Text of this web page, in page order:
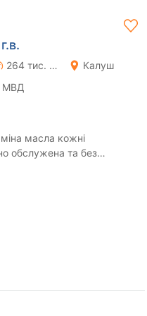
264 тис. км
Калуш
МВД
масла кожні
обслужена та без